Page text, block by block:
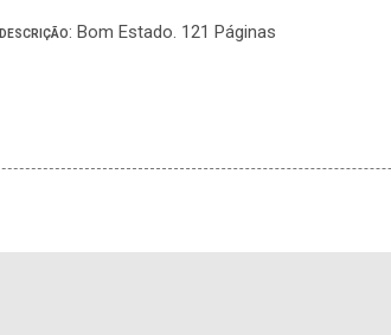
DESCRIÇÃO: Bom Estado. 121 Páginas